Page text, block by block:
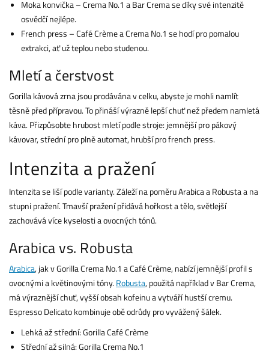
Moka konvička – Crema No.1 a Bar Crema se díky své intenzitě
osvědčí nejlépe.
French press – Café Crème a Crema No.1 se hodí pro pomalou
extrakci, ať už teplou nebo studenou.
Mletí a čerstvost
Gorilla kávová zrna jsou prodávána v celku, abyste je mohli namlít
těsně před přípravou. To přináší výrazně lepší chuť než předem namletá
káva. Přizpůsobte hrubost mletí podle stroje: jemnější pro pákový
kávovar, střední pro plně automat, hrubší pro french press.
Intenzita a pražení
Intenzita se liší podle varianty. Záleží na poměru Arabica a Robusta a na
stupni pražení. Tmavší pražení přidává hořkost a tělo, světlejší
zachovává více kyselosti a ovocných tónů.
Arabica vs. Robusta
Arabica, jak v Gorilla Crema No.1 a Café Crème, nabízí jemnější profil s
ovocnými a květinovými tóny. Robusta, použitá například v Bar Crema,
má výraznější chuť, vyšší obsah kofeinu a vytváří hustší cremu.
Espresso Delicato kombinuje obě odrůdy pro vyvážený šálek.
Lehká až střední: Gorilla Café Crème
Střední až silná: Gorilla Crema No.1